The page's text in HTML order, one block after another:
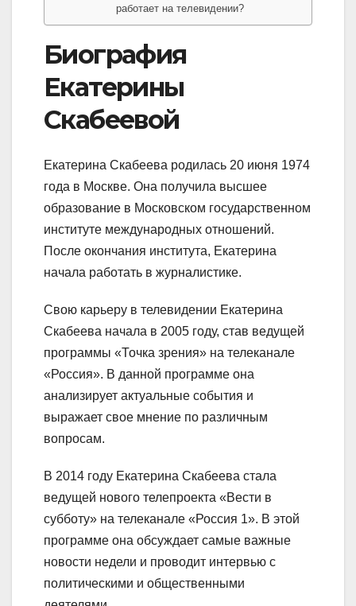
работает на телевидении?
Биография
Екатерины
Скабеевой
Екатерина Скабеева родилась 20 июня 1974
года в Москве. Она получила высшее
образование в Московском государственном
институте международных отношений.
После окончания института, Екатерина
начала работать в журналистике.
Свою карьеру в телевидении Екатерина
Скабеева начала в 2005 году, став ведущей
программы «Точка зрения» на телеканале
«Россия». В данной программе она
анализирует актуальные события и
выражает свое мнение по различным
вопросам.
В 2014 году Екатерина Скабеева стала
ведущей нового телепроекта «Вести в
субботу» на телеканале «Россия 1». В этой
программе она обсуждает самые важные
новости недели и проводит интервью с
политическими и общественными